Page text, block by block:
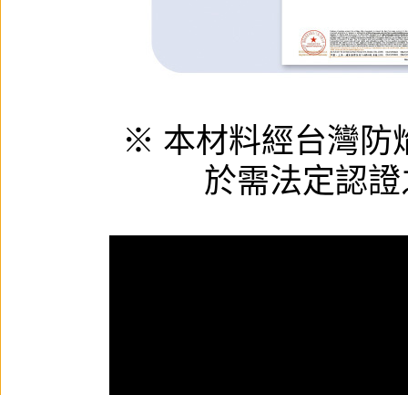
※ 本材料經台灣防
於需法定認